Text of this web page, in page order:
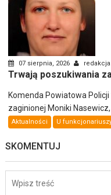
07 sierpnia, 2026 redakcja
Trwają poszukiwania
Komenda Powiatowa
zaginionej Moniki Nasewicz,
Aktualności U
SKOMENTUJ